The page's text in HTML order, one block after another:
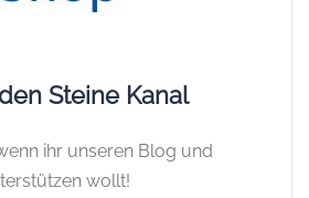
Steine Kanal
ihr unseren Blog und
wollt!